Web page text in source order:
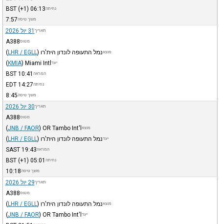
נחיתה06:13
BST(+1)
משך טיסה7:57
תאריך 31 יול 2026
מטוסA388
מוצאנמל התעופה לונדון הית'רו (LHR / EGLL )
יעד Miami Intl
(KMIA)
המראה 10:41
BST
נחיתה14:27
EDT
משך טיסה8:45
תאריך30 יול 2026
מטוסA388
מוצא OR Tambo Int'l
(JNB / FAOR)
יעדנמל התעופה לונדון הית'רו (LHR / EGLL )
המראה19:43
SAST
נחיתה 05:01
BST(+1)
משך טיסה10:18
תאריך29 יול 2026
מטוסA388
מוצאנמל התעופה לונדון הית'רו (LHR / EGLL )
יעד OR Tambo Int'l
(JNB / FAOR)